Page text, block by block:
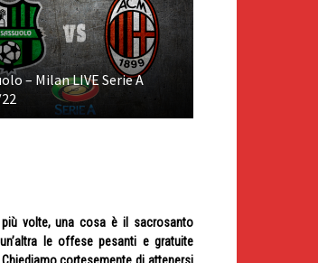
– Milan LIVE Serie A
volte, una cosa è il sacrosanto
le offese pesanti e gratuite